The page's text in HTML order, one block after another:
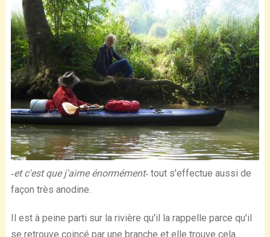
‐et c'est que j'aime énormément‐ tout s'effectue aussi de
façon très anodine.
Il est à peine parti sur la rivière qu'il la rappelle parce qu'il
se retrouve coincé par une branche et elle trouve cela